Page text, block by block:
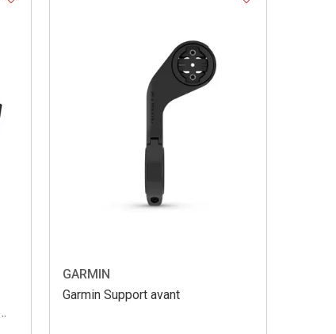
GARMIN
Garmin Support avant